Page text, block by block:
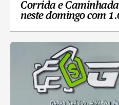
Corrida e
neste domingo com